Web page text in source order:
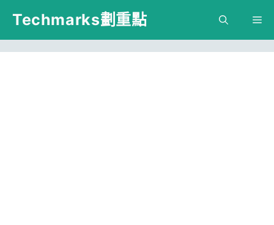
跳
主
Techmarks劃重點